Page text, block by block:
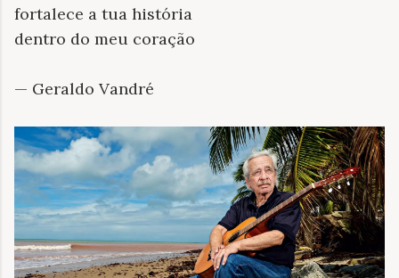
fortalece a tua história
dentro do meu coração
— Geraldo Vandré